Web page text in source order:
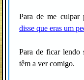
Para de me culpar
disse que eras um
Para de ficar lendo
têm a ver comigo.